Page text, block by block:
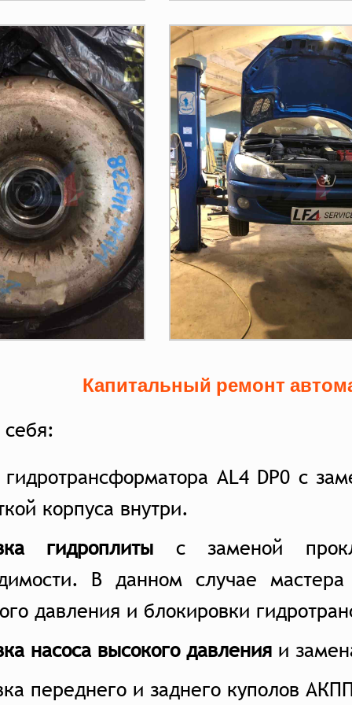
Капитальный ремонт
AL4 DP0 с
корпуса внутри.
гидроплиты с заменой
В данном случае
давления и блокировки
насоса высокого давленияи
переднего и заднего куполов